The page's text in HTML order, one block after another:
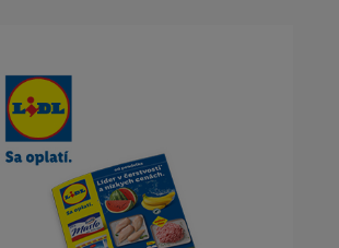
Obsah bočného panela